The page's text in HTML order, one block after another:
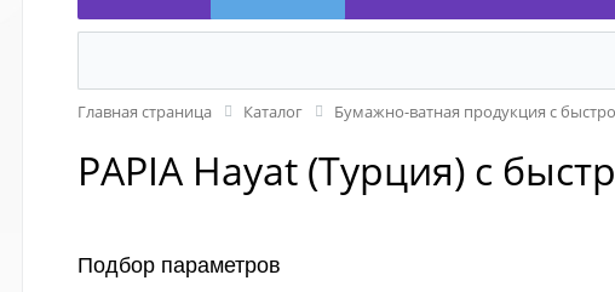
Главная страница Каталог Бумажно-ватная продукция с
PAPIA Hayat (Турция) с
Подбор параметров